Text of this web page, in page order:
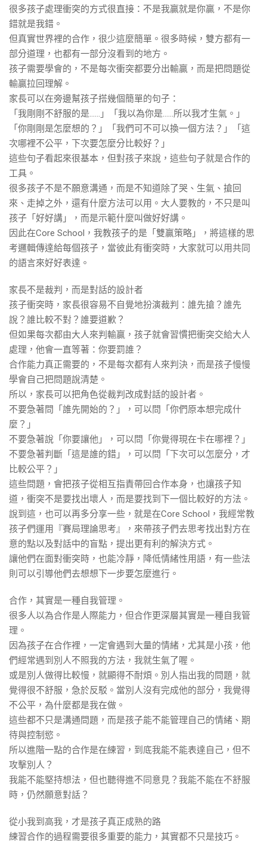
很多孩子處理衝突的方式很直接：不是我贏就是你贏，不是你
錯就是我錯。
但真實世界裡的合作，很少這麼簡單。很多時候，雙方都有一
部分道理，也都有一部分沒看到的地方。
孩子需要學會的，不是每次衝突都要分出輸贏，而是把問題從
輸贏拉回理解。
家長可以在旁邊幫孩子搭幾個簡單的句子：
「我剛剛不舒服的是……」「我以為你是……所以我才生氣。」
「你剛剛是怎麼想的？」「我們可不可以換一個方法？」「這
次哪裡不公平，下次要怎麼分比較好？」
這些句子看起來很基本，但對孩子來說，這些句子就是合作的
工具。
很多孩子不是不願意溝通，而是不知道除了哭、生氣、搶回
來、走掉之外，還有什麼方法可以用。大人要教的，不只是叫
孩子「好好講」，而是示範什麼叫做好好講。
因此在Core School，我教孩子的是「雙贏策略」，將這樣的思
考邏輯傳達給每個孩子，當彼此有衝突時，大家就可以用共同
的語言來好好表達。
家長不是裁判，而是對話的設計者
孩子衝突時，家長很容易不自覺地扮演裁判：誰先搶？誰先
說？誰比較不對？誰要道歉？
但如果每次都由大人來判輸贏，孩子就會習慣把衝突交給大人
處理，他會一直等著：你要罰誰？
合作能力真正需要的，不是每次都有人來判決，而是孩子慢慢
學會自己把問題說清楚。
所以，家長可以把角色從裁判改成對話的設計者。
不要急著問「誰先開始的？」，可以問「你們原本想完成什
麼？」
不要急著說「你要讓他」，可以問「你覺得現在卡在哪裡？」
不要急著判斷「這是誰的錯」，可以問「下次可以怎麼分，才
比較公平？」
這些問題，會把孩子從相互指責帶回合作本身，也讓孩子知
道，衝突不是要找出壞人，而是要找到下一個比較好的方法。
說到這，也可以再多分享一些，就是在Core School，我經常教
孩子們運用『賽局理論思考』，來帶孩子們去思考找出對方在
意的點以及對話中的盲點，提出更有利的解決方式。
讓他們在面對衝突時，也能冷靜，降低情緒性用語，有一些法
則可以引導他們去想想下一步要怎麼進行。
合作，其實是一種自我管理。
很多人以為合作是人際能力，但合作更深層其實是一種自我管
理。
因為孩子在合作裡，一定會遇到大量的情緒，尤其是小孩，他
們經常遇到別人不照我的方法，我就生氣了喔。
或是別人做得比較慢，就顯得不耐煩。別人指出我的問題，就
覺得很不舒服，急於反駁。當別人沒有完成他的部分，我覺得
不公平，為什麼都是我在做。
這些都不只是溝通問題，而是孩子能不能管理自己的情緒、期
待與控制慾。
所以進階一點的合作是在練習，到底我能不能表達自己，但不
攻擊別人？
我能不能堅持想法，但也聽得進不同意見？我能不能在不舒服
時，仍然願意對話？
從小我到高我，才是孩子真正成熟的路
練習合作的過程需要很多重要的能力，其實都不只是技巧。